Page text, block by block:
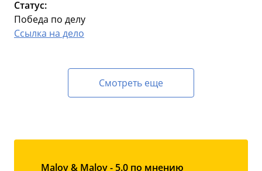
Статус:
Победа по делу
Ссылка на дело
Смотреть еще
Malov & Malov - 5.0 по мнению